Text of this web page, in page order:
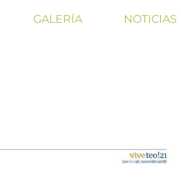
GALERÍA NOTICIAS